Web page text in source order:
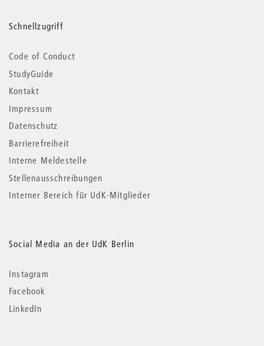
Schnellzugriff
Code of Conduct
StudyGuide
Kontakt
Impressum
Datenschutz
Barrierefreiheit
Interne Meldestelle
Stellenausschreibungen
Interner Bereich für UdK-Mitglieder
Social Media an der UdK Berlin
Instagram
Facebook
LinkedIn